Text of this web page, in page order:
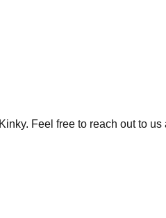
Feel free to reach out to us